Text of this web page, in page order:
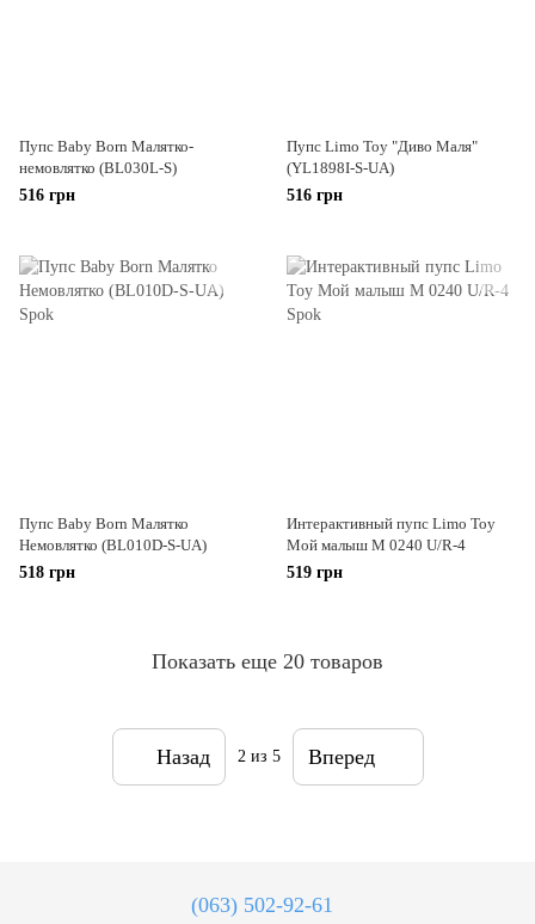
Пупс Baby Born Малятко-
немовлятко (BL030L-S)
516 грн
Пупс Limo Toy "Диво Маля"
(YL1898I-S-UA)
516 грн
Пупс Baby Born Малятко
Немовлятко (BL010D-S-UA)
518 грн
Интерактивный пупс Limo Toy
Мой малыш M 0240 U/R-4
519 грн
Показать еще 20 товаров
Назад 2из 5 Вперед
(063) 502-92-61